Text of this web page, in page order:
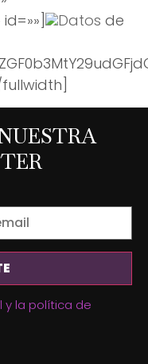
Datos de
y la política de